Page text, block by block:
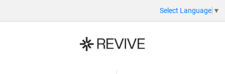
Select Language ▼